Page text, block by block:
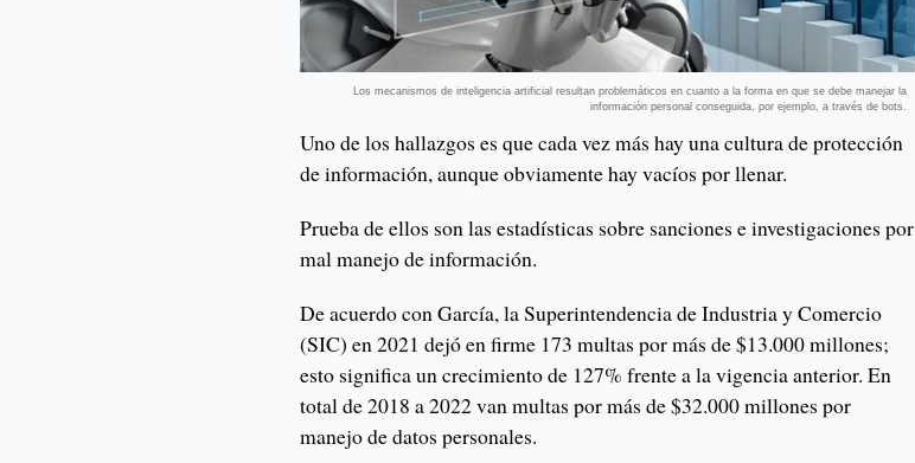
Los mecanismos de inteligencia artificial resultan problemáticos en cuanto a la forma en que se debe manejar la
información personal conseguida, por ejemplo, a través de bots.
Uno de los hallazgos es que cada vez más hay una cultura de protección
de información, aunque obviamente hay vacíos por llenar.
Prueba de ellos son las estadísticas sobre sanciones e investigaciones por
mal manejo de información.
De acuerdo con García, la Superintendencia de Industria y Comercio
(SIC) en 2021 dejó en firme 173 multas por más de $13.000 millones;
esto significa un crecimiento de 127% frente a la vigencia anterior. En
total de 2018 a 2022 van multas por más de $32.000 millones por
manejo de datos personales.